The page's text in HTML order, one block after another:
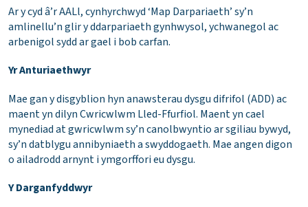
Ar y cyd â’r AALl, cynhyrchwyd ‘Map Darpariaeth’ sy’n
amlinellu’n glir y ddarpariaeth gynhwysol, ychwanegol ac
arbenigol sydd ar gael i bob carfan.
Yr Anturiaethwyr
Mae gan y disgyblion hyn anawsterau dysgu difrifol (ADD) ac
maent yn dilyn Cwricwlwm Lled-Ffurfiol. Maent yn cael
mynediad at gwricwlwm sy’n canolbwyntio ar sgiliau bywyd,
sy’n datblygu annibyniaeth a swyddogaeth. Mae angen digon
o ailadrodd arnynt i ymgorffori eu dysgu.
Y Darganfyddwyr